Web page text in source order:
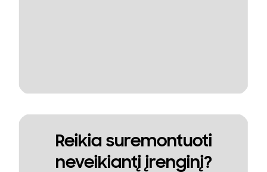
Reikia suremontuoti
neveikiantį įrenginį?